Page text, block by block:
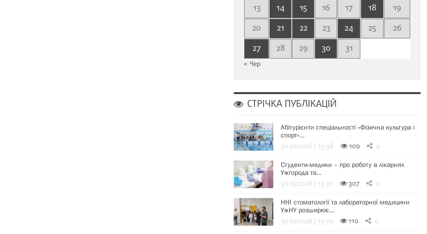
13
14 15 16 17 18
19
20
21 22 23 24 25
26
27
28 29 30 31
« Чер
СТРІЧКА ПУБЛІКАЦІЙ
Абітурієнти спеціальності «Фізична культура і
спорт»…
30.07.2026 | 15:38 109 0
Студенти-медики – про роботу в лікарнях
Ужгорода та…
30.07.2026 | 13:37 307 0
ННІ стоматології та лабораторної медицини
УжНУ розширює…
30.07.2026 | 13:19 110 0